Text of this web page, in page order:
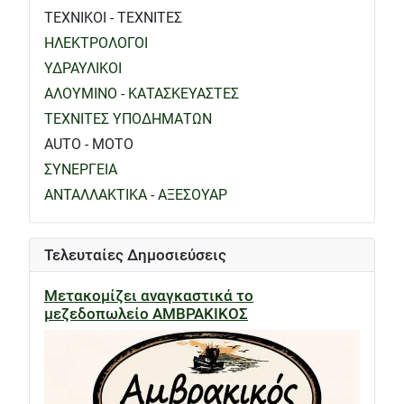
ΤΕΧΝΙΚΟΙ - ΤΕΧΝΙΤΕΣ
ΗΛΕΚΤΡΟΛΟΓΟΙ
ΥΔΡΑΥΛΙΚΟΙ
ΑΛΟΥΜΙΝΟ - ΚΑΤΑΣΚΕΥΑΣΤΕΣ
ΤΕΧΝΙΤΕΣ ΥΠΟΔΗΜΑΤΩΝ
AUTO - MOTO
ΣΥΝΕΡΓΕΙΑ
ΑΝΤΑΛΛΑΚΤΙΚΑ - ΑΞΕΣΟΥΑΡ
Τελευταίες Δημοσιεύσεις
Μετακομίζει αναγκαστικά το
μεζεδοπωλείο ΑΜΒΡΑΚΙΚΟΣ